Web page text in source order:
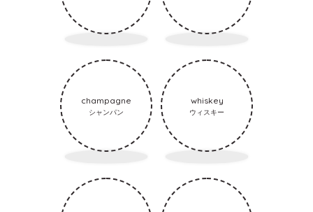
champagne
シャンパン
whiskey
ウィスキー